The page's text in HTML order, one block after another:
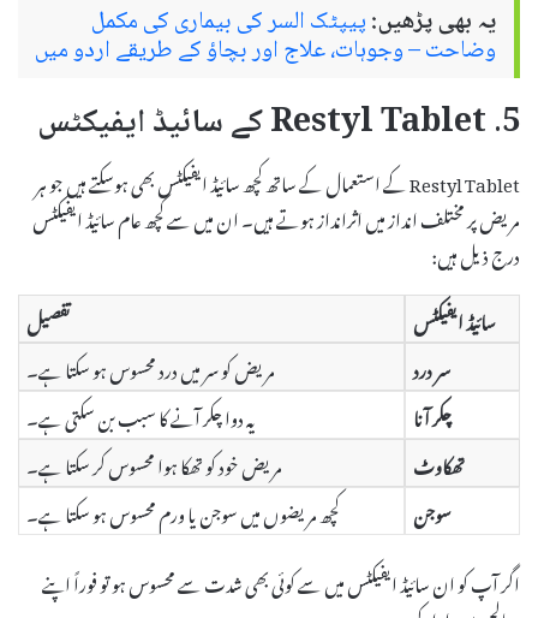
یہ بھی پڑھیں:پیپٹک السر کی بیماری کی مکمل
وضاحت – وجوہات، علاج اور بچاؤ کے طریقے اردو میں
5. Restyl Tablet کے سائیڈ ایفیکٹس
Restyl Tablet کے استعمال کے ساتھ کچھ سائیڈ ایفیکٹس بھی ہوسکتے ہیں جو ہر
مریض پر مختلف انداز میں اثرانداز ہوتے ہیں۔ ان میں سے کچھ عام سائیڈ ایفیکٹس
درج ذیل ہیں:
سائیڈ ایفیکٹس
تفصیل
سر درد
مریض کو سر میں درد محسوس ہو سکتا ہے۔
چکر آنا
یہ دوا چکر آنے کا سبب بن سکتی ہے۔
تھکاوٹ
مریض خود کو تھکا ہوا محسوس کر سکتا ہے۔
سوجن
کچھ مریضوں میں سوجن یا ورم محسوس ہو سکتا ہے۔
اگر آپ کو ان سائیڈ ایفیکٹس میں سے کوئی بھی شدت سے محسوس ہو تو فوراً اپنے